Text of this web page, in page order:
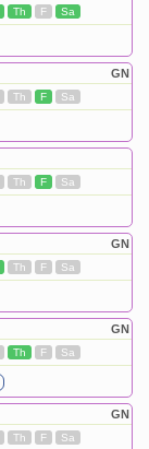
Th F Sa
GN
Th F Sa
Th F Sa
GN
Th F Sa
GN
Th F Sa
GN
Th F Sa